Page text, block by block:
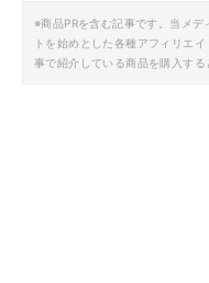
※商品PRを含む記事です。当メ
トを始めとした各種アフィリエ
事で紹介している商品を購入する